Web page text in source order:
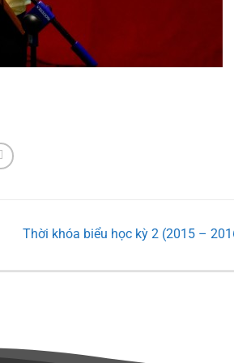
Thời khóa biểu học kỳ 2 (2015 –